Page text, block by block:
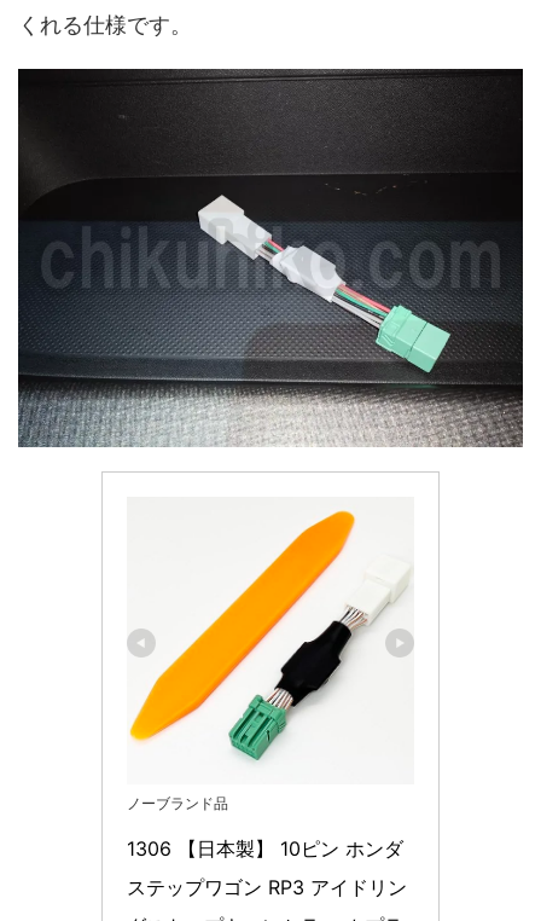
くれる仕様です。
ノーブランド品
1306 【日本製】 10ピン ホンダ
ステップワゴン RP3 アイドリン